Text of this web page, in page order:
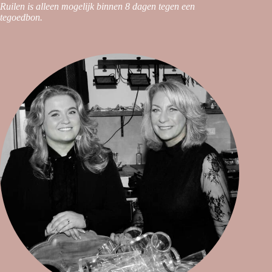
Ruilen is alleen mogelijk binnen 8 dagen tegen een
tegoedbon.